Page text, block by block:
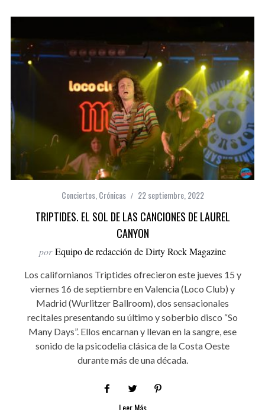
Conciertos, Crónicas 22 septiembre, 2022
TRIPTIDES. EL SOL DE LAS CANCIONES DE LAUREL
CANYON
por Equipo de redacción de Dirty Rock Magazine
Los californianos Triptides ofrecieron este jueves 15 y
viernes 16 de septiembre en Valencia (Loco Club) y
Madrid (Wurlitzer Ballroom), dos sensacionales
recitales presentando su último y soberbio disco “So
Many Days”. Ellos encarnan y llevan en la sangre, ese
sonido de la psicodelia clásica de la Costa Oeste
durante más de una década.
Leer Más